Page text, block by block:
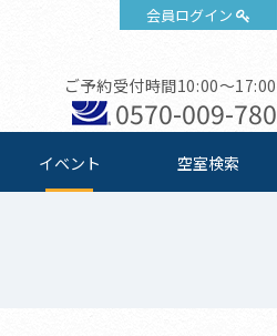
会員ログイン
ご予約受付時間10:00～17:00
0570-009-780
イベント 空室検索